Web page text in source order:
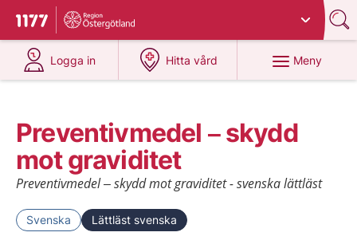
Till startsidan för 1177
Du har valt region
Logga in
på 1177.se
Hitta vård
på 1177.se
Meny
Preventivmedel – skydd
mot graviditet
Preventivmedel – skydd mot graviditet - svenska lättläst
Svenska Lättläst svenska